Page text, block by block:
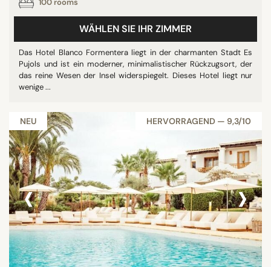
100 rooms
WÄHLEN SIE IHR ZIMMER
Das Hotel Blanco Formentera liegt in der charmanten Stadt Es
Pujols und ist ein moderner, minimalistischer Rückzugsort, der
das reine Wesen der Insel widerspiegelt. Dieses Hotel liegt nur
wenige ...
NEU HERVORRAGEND — 9,3/10
‹ ›